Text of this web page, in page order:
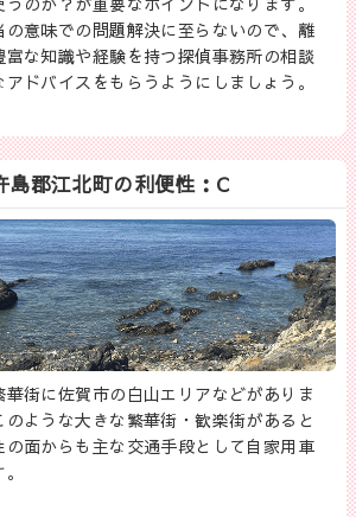
意味での問題解決に至らないので、離
な知識や経験を持つ探偵事務所の相談
ドバイスをもらうようにしましょう。
島郡江北町の利便性：C
街に佐賀市の白山エリアなどがありま
ような大きな繁華街・歓楽街があると
の面からも主な交通手段として自家用車